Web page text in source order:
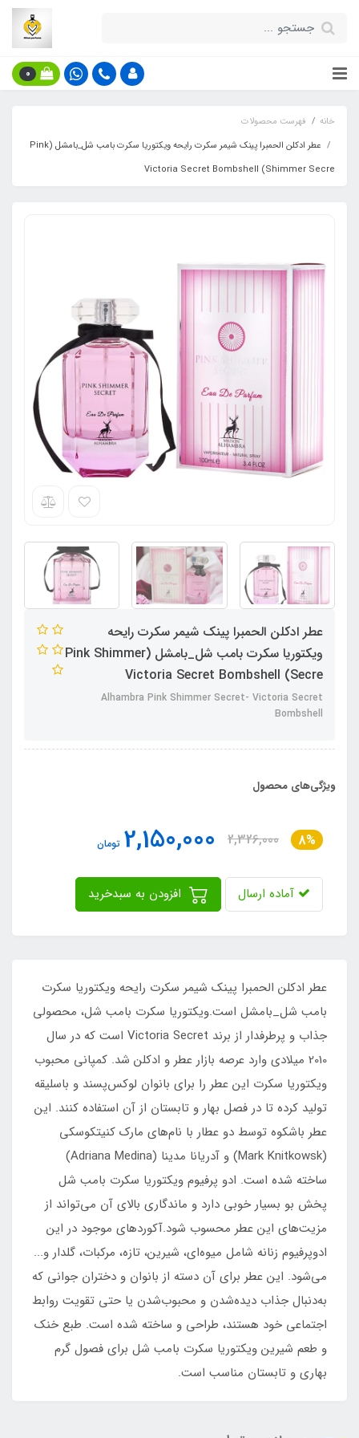
0
خانه
فهرست محصولات
عطر ادکلن الحمبرا پینک شیمر سکرت رایحه ویکتوریا سکرت بامب شل_بامشل (Pink
Shimmer Secre) Victoria Secret Bombshell
عطر ادکلن الحمبرا پینک شیمر سکرت رایحه
ویکتوریا سکرت بامب شل_بامشل (Pink Shimmer
Secre) Victoria Secret Bombshell
Alhambra Pink Shimmer Secret- Victoria Secret
Bombshell
ویژگی‌های محصول
8%
2,326,000
2,150,000 تومان
آماده ارسال
عطر ادکلن الحمبرا پینک شیمر سکرت رایحه ویکتوریا سکرت
بامب شل_بامشل است.ویکتوریا سکرت بامب شل، محصولی
جذاب و پرطرفدار از برند Victoria Secret است که در سال
2010 میلادی وارد عرصه بازار عطر و ادکلن شد. کمپانی محبوب
ویکتوریا سکرت این عطر را برای بانوان لوکس‌پسند و باسلیقه
تولید کرده تا در فصل بهار و تابستان از آن استفاده کنند. این
عطر باشکوه توسط دو عطار با نام‌های مارک کنیتکوسکی
(Mark Knitkowsk) و آدریانا مدینا (Adriana Medina)
ساخته شده است. ادو پرفیوم ویکتوریا سکرت بامب شل
پخش بو بسیار خوبی دارد و ماندگاری بالای آن می‌تواند از
مزیت‌های این عطر محسوب شود.آکوردهای موجود در این
ادوپرفیوم زنانه شامل میوه‌ای، شیرین، تازه، مرکبات، گلدار و...
می‌شود. این عطر برای آن دسته از بانوان و دختران جوانی که
به‌دنبال جذاب دیده‌شدن و محبوب‌شدن یا حتی تقویت روابط
اجتماعی خود هستند، طراحی و ساخته شده است. طبع خنک
و طعم شیرین ویکتوریا سکرت بامب شل برای فصول گرم
بهاری و تابستان مناسب است.